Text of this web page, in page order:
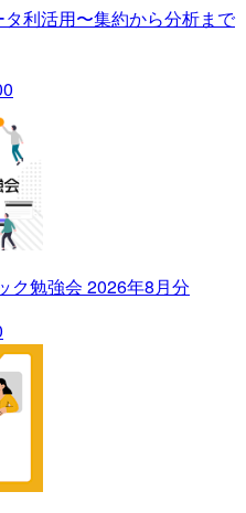
タ利活用〜集約から分析まで
ク勉強会 2026年8月分